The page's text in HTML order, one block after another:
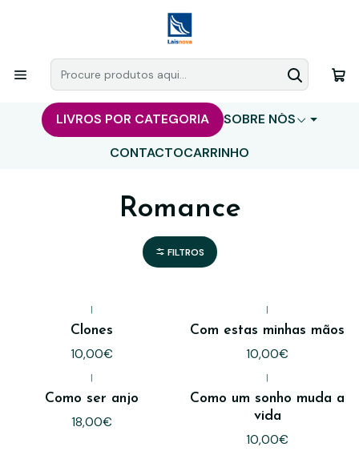
LIVROS POR CATEGORIA
SOBRE NÓS
CONTACTOCARRINHO
Romance
FILTROS
|
Clones
10,00€
|
Com estas minhas mãos
10,00€
|
Como ser anjo
18,00€
|
Como um sonho muda a
vida
10,00€